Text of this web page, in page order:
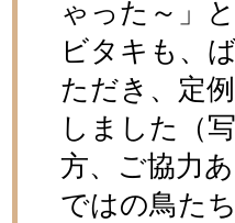
ゃった～」
ビタキも、
ただき、定
しました（
方、ご協力
ではの鳥た